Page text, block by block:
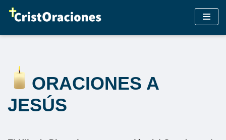
ORACIONES A
JESÚS